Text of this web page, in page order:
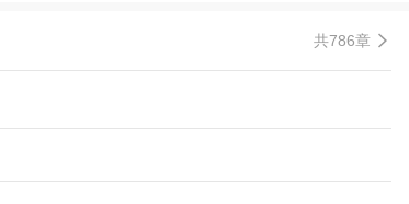
共786章